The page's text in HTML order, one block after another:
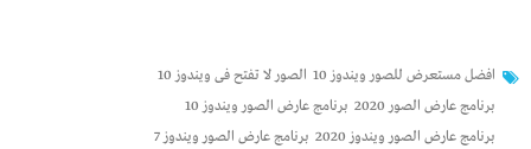
افضل مستعرض للصور ويندوز 10
الصور لا تفتح فى ويندوز 10
برنامج عارض الصور 2020
برنامج عارض الصور ويندوز 10
برنامج عارض الصور ويندوز 2020
برنامج عارض الصور ويندوز 7